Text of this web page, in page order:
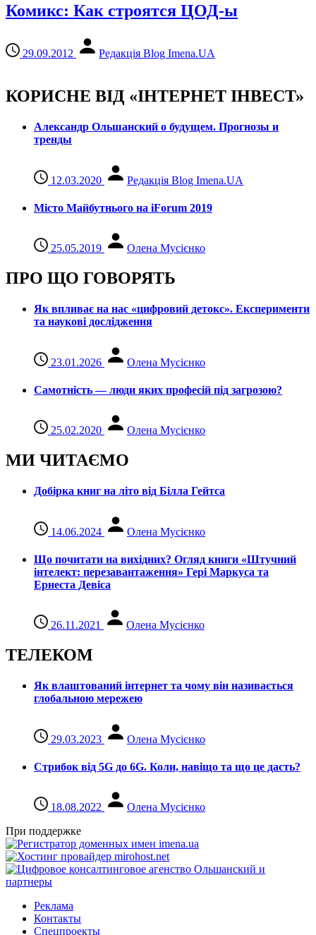
Комикс: Как строятся ЦОД-ы
29.09.2012 Редакція Blog Imena.UA
КОРИСНЕ ВІД «ІНТЕРНЕТ ІНВЕСТ»
Александр Ольшанский о будущем. Прогнозы и
тренды
12.03.2020 Редакція Blog Imena.UA
Місто Майбутнього на iForum 2019
25.05.2019 Олена Мусієнко
ПРО ЩО ГОВОРЯТЬ
Як впливає на нас «цифровий детокс». Експерименти
та наукові дослідження
23.01.2026 Олена Мусієнко
Самотність — люди яких професій під загрозою?
25.02.2020 Олена Мусієнко
МИ ЧИТАЄМО
Добірка книг на літо від Білла Гейтса
14.06.2024 Олена Мусієнко
Що почитати на вихідних? Огляд книги «Штучний
інтелект: перезавантаження» Гері Маркуса та
Ернеста Девіса
26.11.2021 Олена Мусієнко
ТЕЛЕКОМ
Як влаштований інтернет та чому він називається
глобальною мережею
29.03.2023 Олена Мусієнко
Стрибок від 5G до 6G. Коли, навіщо та що це даcть?
18.08.2022
Олена Мусієнко
При поддержке
Реклама
Контакты
Спецпроекты